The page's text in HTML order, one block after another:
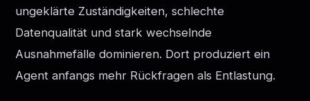
ungeklärte Zuständigkeiten, schlechte
Datenqualität und stark wechselnde
Ausnahmefälle dominieren. Dort produziert ein
Agent anfangs mehr Rückfragen als Entlastung.